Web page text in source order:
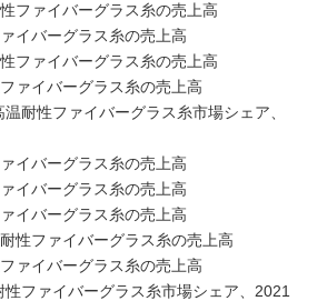
ファイバーグラス糸の売上高
イバーグラス糸の売上高
ファイバーグラス糸の売上高
ァイバーグラス糸の売上高
温耐性ファイバーグラス糸市場シェア、
イバーグラス糸の売上高
イバーグラス糸の売上高
イバーグラス糸の売上高
性ファイバーグラス糸の売上高
ァイバーグラス糸の売上高
性ファイバーグラス糸市場シェア、2021